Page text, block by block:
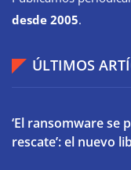
desde 2005.
ÚLTIMOS
‘El ransomware se
rescate’: el nuevo